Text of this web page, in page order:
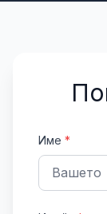
Име*